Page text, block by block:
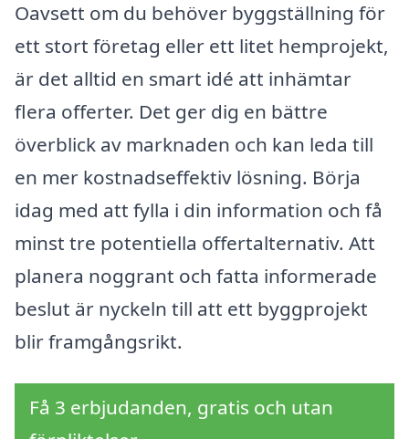
Oavsett om du behöver byggställning för
ett stort företag eller ett litet hemprojekt,
är det alltid en smart idé att inhämtar
flera offerter. Det ger dig en bättre
överblick av marknaden och kan leda till
en mer kostnadseffektiv lösning. Börja
idag med att fylla i din information och få
minst tre potentiella offertalternativ. Att
planera noggrant och fatta informerade
beslut är nyckeln till att ett byggprojekt
blir framgångsrikt.
Få 3 erbjudanden, gratis och utan